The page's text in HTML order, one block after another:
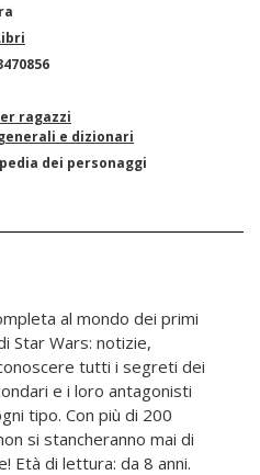
ragazzi
e dizionari
dei personaggi
al mondo dei primi
Star Wars: notizie,
tutti i segreti dei
e i loro antagonisti
tipo. Con più di 200
si stancheranno mai di
Età di lettura: da 8 anni.